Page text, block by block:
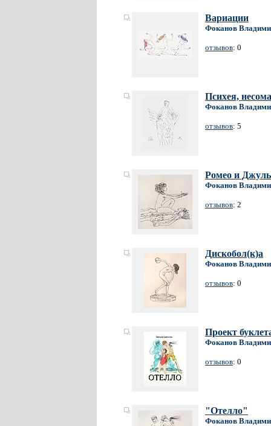
Вариации
Фоканов
отзывов: 0
Психея,
Фоканов
отзывов: 5
Ромео и
Фоканов
отзывов: 2
Дискобол(к)а
Фоканов
отзывов: 0
Проект
Фоканов
отзывов: 0
"Отелло"
Фоканов